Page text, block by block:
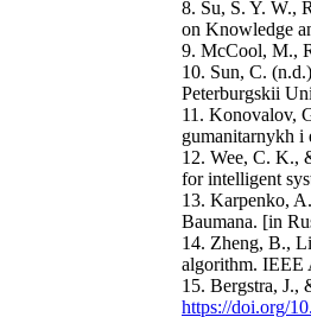
8. Su, S. Y. W.,
on Knowledge
9. McCool, M.,
10. Sun, C.
Peterburgskii
11. Konovalov,
gumanitarnykh i
12. Wee, C. K.,
for intelligent
13. Karpenko,
Baumana. [in
14. Zheng, B.,
algorithm. IEEE
15. Bergstra, J.,
https://doi.org/